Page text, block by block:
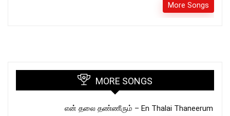
More Songs
MORE SONGS
என் தலை தண்ணீரும் – En Thalai Thaneerum